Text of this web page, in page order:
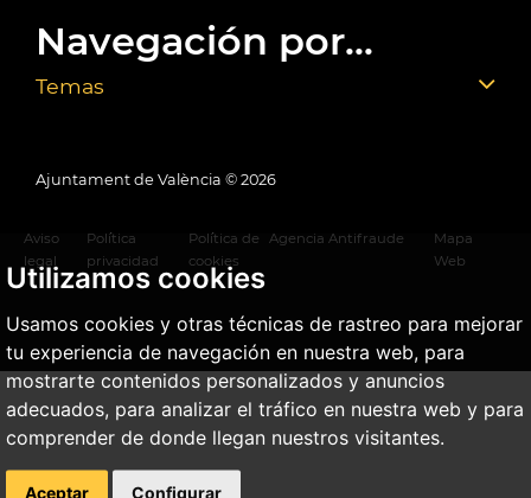
Utilizamos cookies
Usamos cookies y otras técnicas de rastreo para mejorar
tu experiencia de navegación en nuestra web, para
mostrarte contenidos personalizados y anuncios
adecuados, para analizar el tráfico en nuestra web y para
comprender de donde llegan nuestros visitantes.
Aceptar Configurar
Navegación por...
Temas
Ajuntament de València © 2026
Aviso
legal
Política
privacidad
Política de
cookies
Agencia Antifraude
Mapa
Web